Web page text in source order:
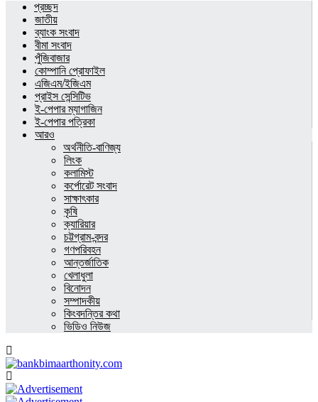
প্রচ্ছদ
জাতীয়
ব্যাংক সংবাদ
বীমা সংবাদ
পুঁজিবাজার
কোম্পানি প্রোফাইল
এজিএম/ইজিএম
প্রাইস সেন্সিটিভ
ই-পেপার ম্যাগাজিন
ই-পেপার পত্রিকা
আরও
অর্থনীতি-বাণিজ্য
লিংক
কলামিস্ট
কর্পোরেট সংবাদ
সাক্ষাৎকার
কৃষি
ক্যারিয়ার
চট্টগ্রাম-বন্দর
গণপরিবহন
আন্তর্জাতিক
খেলাধুলা
বিনোদন
সম্পাদকীয়
কিংবদন্তির কথা
ভিডিও নিউজ